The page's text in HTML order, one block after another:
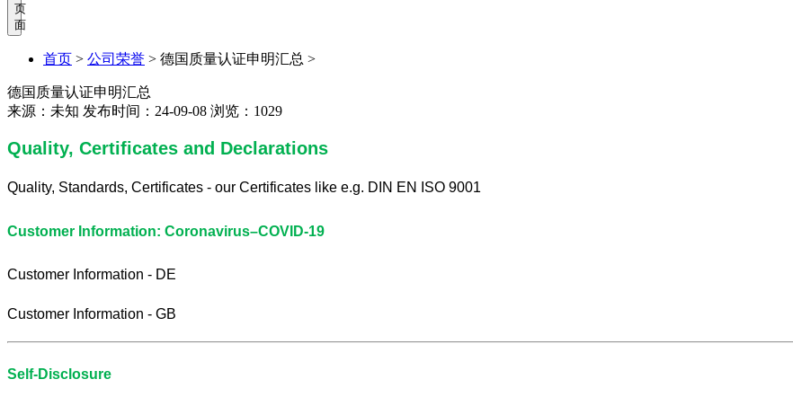
页
面
首页 > 公司荣誉 > 德国质量认证申明汇总 >
德国质量认证申明汇总
来源：未知 发布时间：24-09-08 浏览：1029
Quality, Certificates and Declarations
Quality, Standards, Certificates - our Certificates like e.g. DIN EN ISO 9001
Customer Information: Coronavirus–COVID-19
Customer Information - DE
Customer Information - GB
Self-Disclosure